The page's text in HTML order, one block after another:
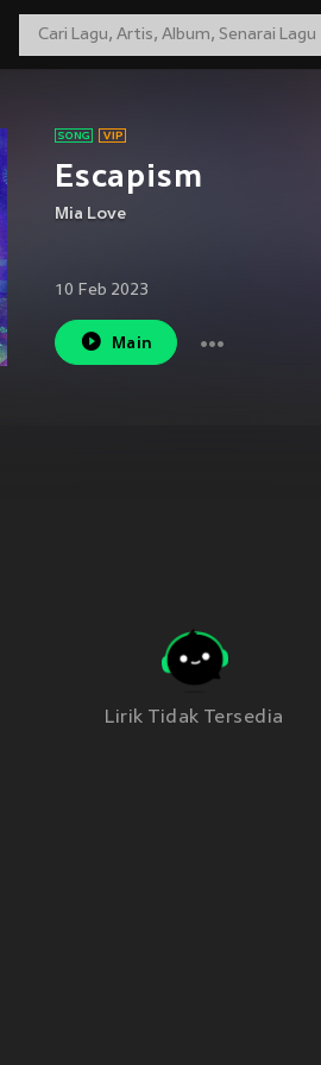
Escapism
Mia Love
10 Feb 2023
Main
Lirik Tidak Tersedia